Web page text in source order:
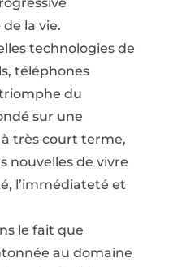
la vie.
technologies de
téléphones
du
sur une
très court terme,
nouvelles de vivre
l’immédiateté et
le fait que
au domaine